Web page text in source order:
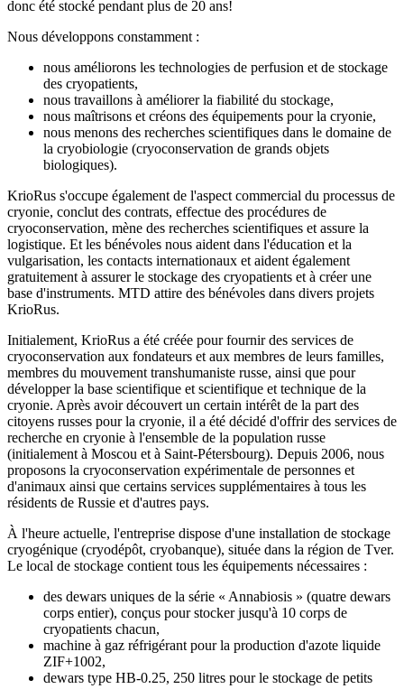
donc été stocké pendant plus de 20 ans!
Nous développons constamment :
nous améliorons les technologies de perfusion et de stockage
des cryopatients,
nous travaillons à améliorer la fiabilité du stockage,
nous maîtrisons et créons des équipements pour la cryonie,
nous menons des recherches scientifiques dans le domaine de
la cryobiologie (cryoconservation de grands objets
biologiques).
KrioRus s'occupe également de l'aspect commercial du processus de
cryonie, conclut des contrats, effectue des procédures de
cryoconservation, mène des recherches scientifiques et assure la
logistique. Et les bénévoles nous aident dans l'éducation et la
vulgarisation, les contacts internationaux et aident également
gratuitement à assurer le stockage des cryopatients et à créer une
base d'instruments. MTD attire des bénévoles dans divers projets
KrioRus.
Initialement, KrioRus a été créée pour fournir des services de
cryoconservation aux fondateurs et aux membres de leurs familles,
membres du mouvement transhumaniste russe, ainsi que pour
développer la base scientifique et scientifique et technique de la
cryonie. Après avoir découvert un certain intérêt de la part des
citoyens russes pour la cryonie, il a été décidé d'offrir des services de
recherche en cryonie à l'ensemble de la population russe
(initialement à Moscou et à Saint-Pétersbourg). Depuis 2006, nous
proposons la cryoconservation expérimentale de personnes et
d'animaux ainsi que certains services supplémentaires à tous les
résidents de Russie et d'autres pays.
À l'heure actuelle, l'entreprise dispose d'une installation de stockage
cryogénique (cryodépôt, cryobanque), située dans la région de Tver.
Le local de stockage contient tous les équipements nécessaires :
des dewars uniques de la série « Annabiosis » (quatre dewars
corps entier), conçus pour stocker jusqu'à 10 corps de
cryopatients chacun,
machine à gaz réfrigérant pour la production d'azote liquide
ZIF+1002,
dewars type HB-0.25, 250 litres pour le stockage de petits